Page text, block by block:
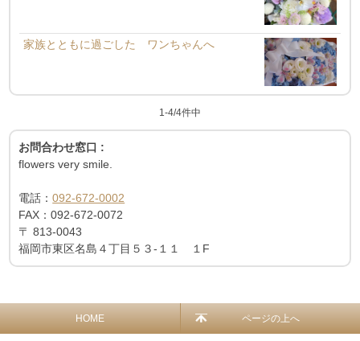
家族とともに過ごした ワンちゃんへ
1-4/4件中
お問合わせ窓口 :
flowers very smile.
電話：092-672-0002
FAX：092-672-0072
〒813-0043
福岡市東区名島４丁目５３-１１ １F
HOME ページの上へ